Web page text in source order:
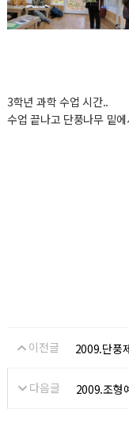
3학년 과학 수업 시간..
수업 끝나고 단풍나무 밑
이전글 2009.단풍
다음글 2009.조형